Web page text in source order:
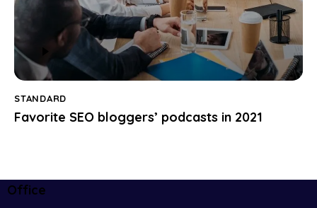
Audio
Player
STANDARD
Favorite SEO bloggers’ podcasts in 2021
Office